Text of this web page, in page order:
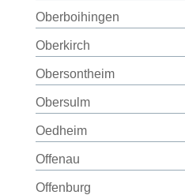
Oberboihingen
Oberkirch
Obersontheim
Obersulm
Oedheim
Offenau
Offenburg